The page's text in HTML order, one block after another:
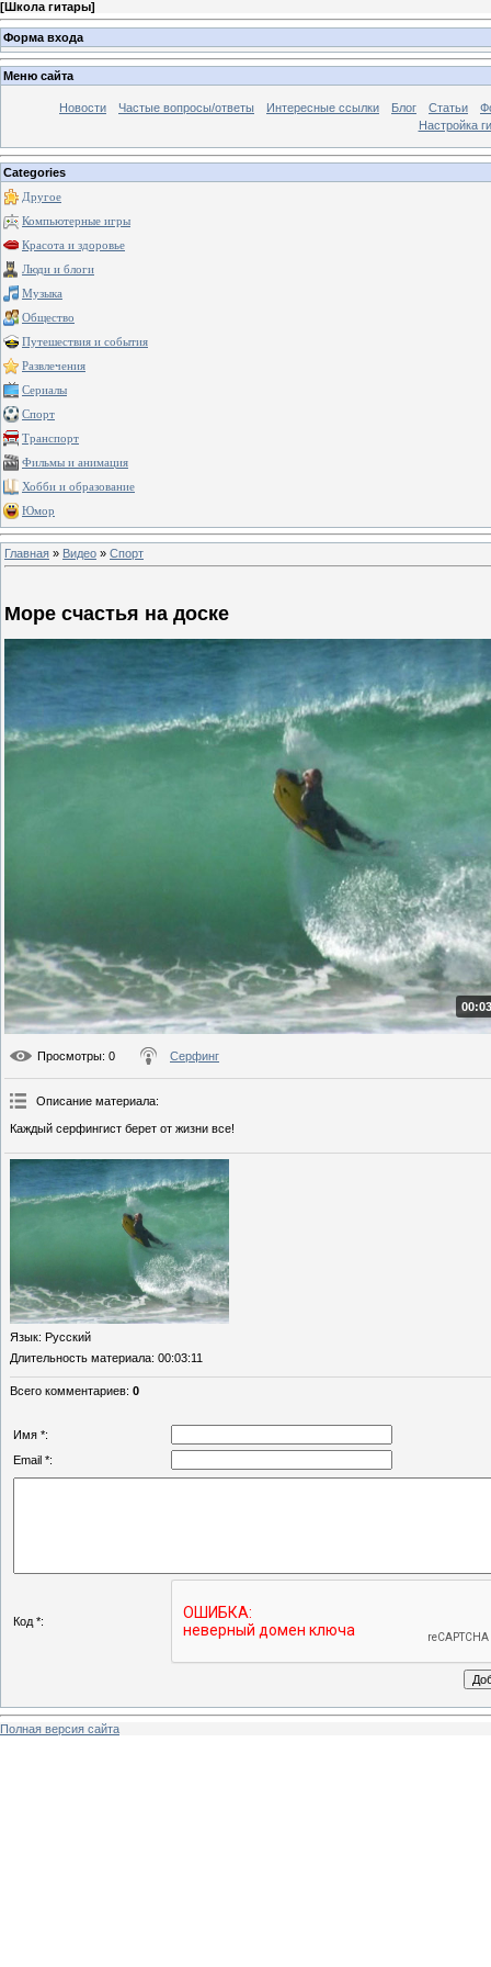
[Школа гитары]
Форма входа
Меню сайта
Новости Частые вопросы/ответы Интересные ссылки Блог Статьи
Настройка
Categories
Другое
Компьютерные игры
Красота и здоровье
Люди и блоги
Музыка
Общество
Путешествия и события
Развлечения
Сериалы
Спорт
Транспорт
Фильмы и анимация
Хобби и образование
Юмор
Главная » Видео » Спорт
Море счастья на доске
Просмотры: 0 Серфинг
Описание материала:
Каждый серфингист берет от жизни все!
Язык: Русский
Длительность материала: 00:03:11
Всего комментариев: 0
Имя *:
Email *:
Код *:
Полная версия сайта